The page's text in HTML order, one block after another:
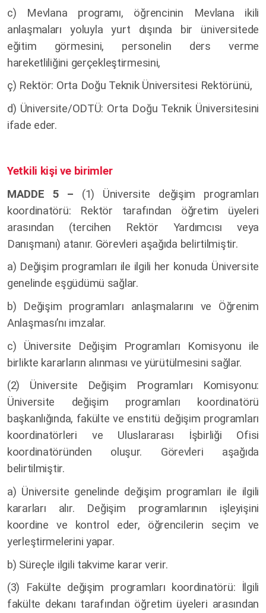
c) Mevlana programı, öğrencinin Mevlana ikili
anlaşmaları yoluyla yurt dışında bir üniversitede
eğitim görmesini, personelin ders verme
hareketliliğini gerçekleştirmesini,
ç) Rektör: Orta Doğu Teknik Üniversitesi Rektörünü,
d) Üniversite/ODTÜ: Orta Doğu Teknik Üniversitesini
ifade eder.
Yetkili kişi ve birimler
MADDE 5 – (1)
Üniversite değişim programları
koordinatörü: Rektör tarafından öğretim üyeleri
arasından (tercihen Rektör Yardımcısı veya
Danışmanı) atanır. Görevleri aşağıda belirtilmiştir.
a) Değişim programları ile ilgili her konuda Üniversite
genelinde eşgüdümü sağlar.
b) Değişim programları anlaşmalarını ve Öğrenim
Anlaşması’nı imzalar.
c) Üniversite Değişim Programları Komisyonu ile
birlikte kararların alınması ve yürütülmesini sağlar.
(2)
Üniversite Değişim Programları Komisyonu:
Üniversite değişim programları koordinatörü
başkanlığında, fakülte ve enstitü değişim programları
koordinatörleri ve Uluslararası İşbirliği Ofisi
koordinatöründen oluşur. Görevleri aşağıda
belirtilmiştir.
a) Üniversite genelinde değişim programları ile ilgili
kararları alır. Değişim programlarının işleyişini
koordine ve kontrol eder, öğrencilerin seçim ve
yerleştirmelerini yapar.
b) Süreçle ilgili takvime karar verir.
(3)
Fakülte değişim programları koordinatörü: İlgili
fakülte dekanı tarafından öğretim üyeleri arasından